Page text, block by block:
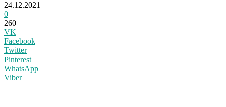
24.12.2021
0
260
VK
Facebook
Twitter
Pinterest
WhatsApp
Viber